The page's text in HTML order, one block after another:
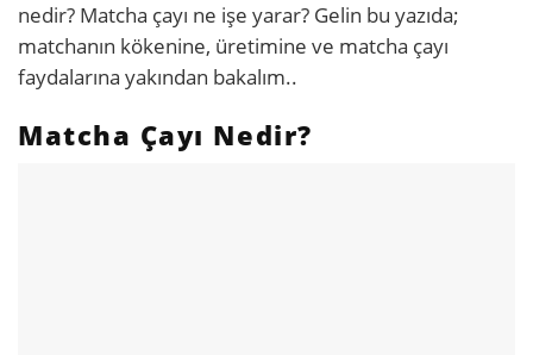
nedir? Matcha çayı ne işe yarar? Gelin bu yazıda;
matchanın kökenine, üretimine ve matcha çayı
faydalarına yakından bakalım..
Matcha Çayı Nedir?